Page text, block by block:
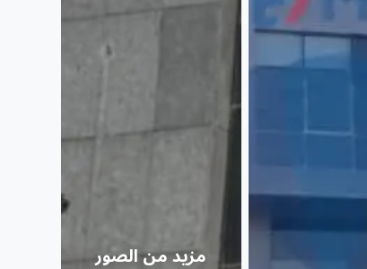
مزيد من الصور